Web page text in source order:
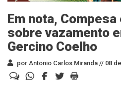
Em nota,
sobre vazamento
Gercino Coelho
por Antonio Carlos Miranda // 08